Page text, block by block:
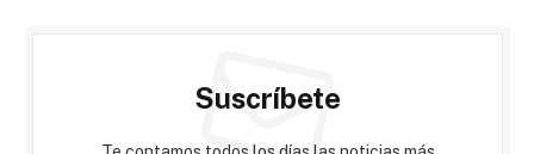
Suscríbete